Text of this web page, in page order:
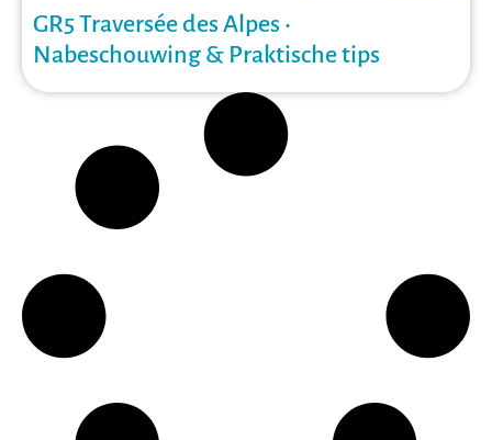
GR5 Traversée des Alpes •
Nabeschouwing & Praktische tips